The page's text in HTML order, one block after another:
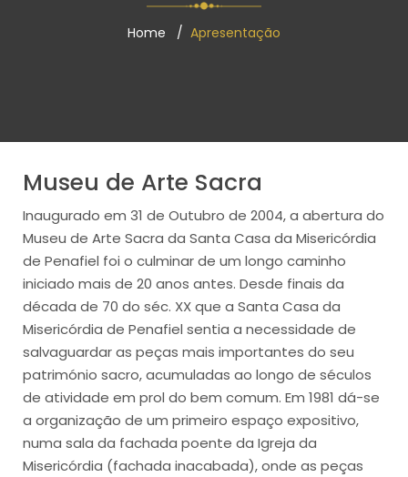
Home Apresentação
Museu de Arte Sacra
Inaugurado em 31 de Outubro de 2004, a abertura do
Museu de Arte Sacra da Santa Casa da Misericórdia
de Penafiel foi o culminar de um longo caminho
iniciado mais de 20 anos antes. Desde finais da
década de 70 do séc. XX que a Santa Casa da
Misericórdia de Penafiel sentia a necessidade de
salvaguardar as peças mais importantes do seu
património sacro, acumuladas ao longo de séculos
de atividade em prol do bem comum. Em 1981 dá-se
a organização de um primeiro espaço expositivo,
numa sala da fachada poente da Igreja da
Misericórdia (fachada inacabada), onde as peças